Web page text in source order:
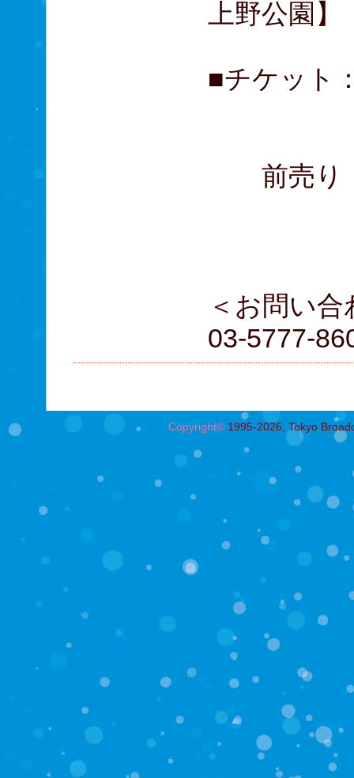
上野公園】
■チケッ
前売り
＜お問い
03-5777-
Copyright©1995-2026, Tokyo